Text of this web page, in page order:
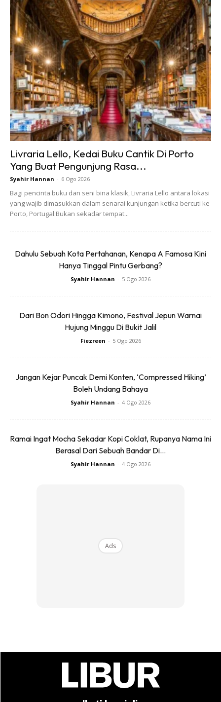
3. Mesin jual penutup mulut untuk elakkan anda
dijangkiti kuman dan bakteria
Jepun juga negara yang terkenal dengan sikap lemah-
lembut dan pembersih rakyat mereka dan tidak manis
disana sekiranya anda bersin dan menggunakan tisu atau
sapu tangan lalu disimpan kembali ke dalam poket. Jadi
untuk memudahkan urusan itu, jalan-jalan di sana ada
terdapat mesin layan diri yang menjual penutup mulut
supaya anda bebas menggunakan kenderaan awan dan ke
mana sahaja tanpa risau mengganggu orang lain ketika
menghadapi selesema.
Ads
Mesin macam ni pun ada dekat Jepun tau. Mesin ni
membolehkan anda mendapatkan binatang peliharaan
kesayangan dalam masa beberapa saat sahaja. Haiwan
Livraria Lello, Kedai Buku Cantik Di Porto
Yang Buat Pengunjung Rasa...
Syahir Hannan - 6 Ogo 2026
Bagi pencinta buku dan seni bina klasik, Livraria Lello antara lokasi
yang wajib dimasukkan dalam senarai kunjungan ketika bercuti ke
Porto, Portugal.Bukan sekadar tempat...
Dahulu Sebuah Kota Pertahanan, Kenapa A Famosa Kini
Hanya Tinggal Pintu Gerbang?
Syahir Hannan - 5 Ogo 2026
Dari Bon Odori Hingga Kimono, Festival Jepun Warnai
Hujung Minggu Di Bukit Jalil
Fiezreen - 5 Ogo 2026
Jangan Kejar Puncak Demi Konten, ‘Compressed Hiking’
Boleh Undang Bahaya
Syahir Hannan - 4 Ogo 2026
Ramai Ingat Mocha Sekadar Kopi Coklat, Rupanya Nama Ini
Berasal Dari Sebuah Bandar Di...
Syahir Hannan - 4 Ogo 2026
Ads